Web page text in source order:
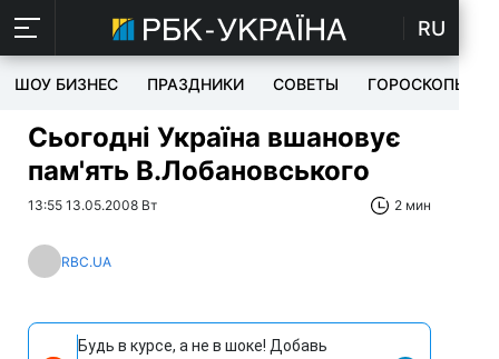
RU
ШОУ БИЗНЕС ПРАЗДНИКИ СОВЕТЫ ГОРОСКОПЫ
Сьогодні Україна вшановує
пам'ять В.Лобановського
13:55 13.05.2008 Вт 2 мин
RBC.UA
Будь в курсе, а не в шоке! Добавь